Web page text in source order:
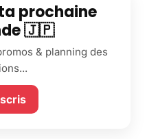
prochaine
🇯🇵
& planning des